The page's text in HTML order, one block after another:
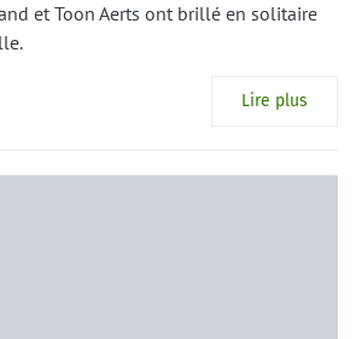
et Toon Aerts ont brillé en solitaire
Lire plus